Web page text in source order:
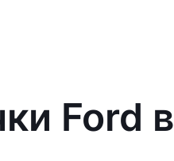
Ford в